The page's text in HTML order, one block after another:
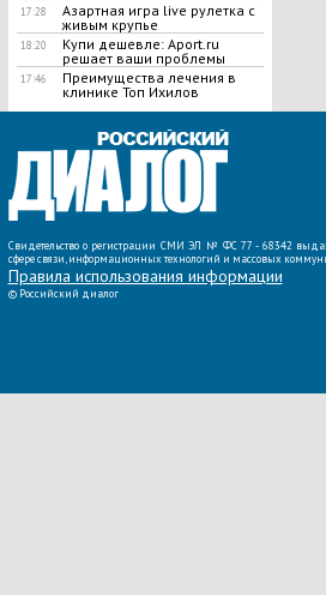
17:28
Азартная игра live рулетка с
живым крупье
18:20
Купи дешевле: Aport.ru
решает ваши проблемы
17:46
Преимущества лечения в
клинике Топ Ихилов
Свидетельство о регистрации СМИ ЭЛ № ФС 77 - 68342
сфере связи, информационных технологий и массовых
Правила использования информации
© Российский диалог